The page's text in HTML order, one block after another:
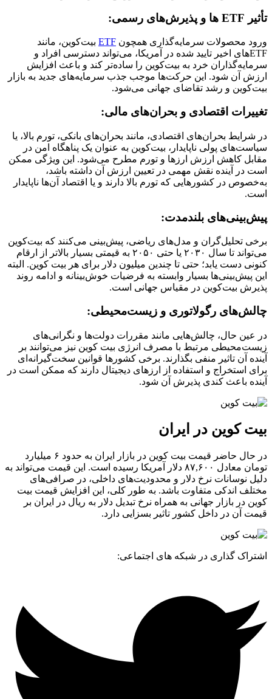
تأثیر ETF ها و پذیرش‌های رسمی:
ورود محصولات سرمایه‌گذاری همچون ETF بیت‌کوین، مانند
ETF‌های اخیر تایید شده در آمریکا، می‌تواند دسترسی افراد و
سرمایه‌گذاران خرد به بیت‌کوین را ساده‌تر کند و باعث افزایش
ارزش آن شود. این حرکت‌ها موجب جذب سرمایه‌های جدید به بازار
بیت‌کوین و رشد تقاضای جهانی می‌شود​.
تغییرات اقتصادی و بحران‌های مالی:
در شرایط بحران‌های اقتصادی، مانند بحران‌های بانکی، تورم بالا، یا
سیاست‌های پولی ناپایدار، بیت‌کوین به عنوان یک پناهگاه امن در
مقابل کاهش ارزش ارزها و تورم مطرح می‌شود. این ویژگی ممکن
است در آینده نقش مهمی در تعیین ارزش آن داشته باشد،
به‌خصوص در کشورهایی که تورم بالا دارند و یا اقتصاد آن‌ها ناپایدار
است.
پیش‌بینی‌های بلندمدت:
برخی تحلیل‌گران و مدل‌های ریاضی، پیش‌بینی می‌کنند که بیت‌کوین
می‌تواند تا سال ۲۰۳۰ یا حتی ۲۰۵۰ به قیمتی بسیار بالاتر از ارقام
کنونی دست یابد؛ حتی تا چندین میلیون دلار برای هر بیت‌ کوین. البته
این پیش‌بینی‌ها بسیار وابسته به فرضیات خوش‌بینانه و ادامه روند
پذیرش بیت‌کوین در مقیاس جهانی است.
چالش‌های رگولاتوری و زیست‌محیطی:
در عین حال، چالش‌هایی مانند مقررات دولت‌ها و نگرانی‌های
زیست‌محیطی مرتبط با مصرف انرژی بیت‌ کوین نیز می‌توانند بر
آینده آن تاثیر منفی بگذارند. برخی کشورها قوانین سخت‌گیرانه‌ای
برای استخراج و استفاده از ارزهای دیجیتال دارند که ممکن است در
آینده باعث کندی پذیرش آن شود.
بیت کوین در ایران
در حال حاضر قیمت بیت‌ کوین در بازار ایران به حدود ۶ میلیارد
تومان معادل ۸۷,۶۰۰ دلار آمریکا رسیده است. این قیمت می‌تواند به
دلیل نوسانات نرخ دلار و محدودیت‌های داخلی، در صرافی‌های
مختلف اندکی متفاوت باشد. به طور کلی، این افزایش قیمت بیت‌
کوین در بازار جهانی به همراه نرخ تبدیل دلار به ریال در ایران بر
قیمت آن در داخل کشور تاثیر بسزایی دارد.
اشتراک گذاری در شبکه های اجتماعی: